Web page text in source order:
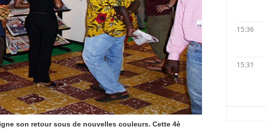
son retour sous de nouvelles couleurs. Cette 4è
15:36
15:31